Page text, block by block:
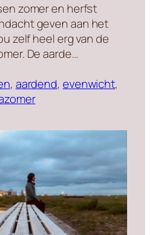
zomer en herfst
geven aan het
zelf heel erg van de
De aarde…
, aardend, evenwicht